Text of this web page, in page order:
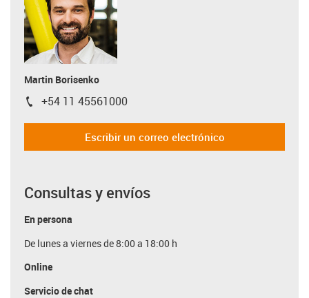
Martin Borisenko
igus-icon-phone
+54 11 45561000
Escribir un correo electrónico
Consultas y envíos
En persona
De lunes a viernes de 8:00 a 18:00 h
Online
Servicio de chat